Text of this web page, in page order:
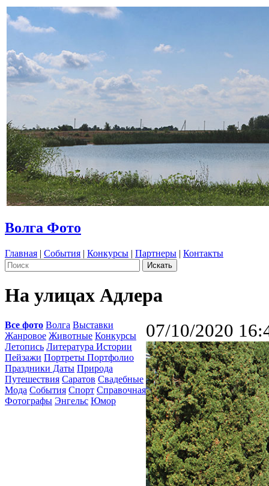
Волга Фото
Главная | События | Конкурсы | Партнеры | Контакты
На улицах Адлера
Все фото Волга Выставки
Жанровое Животные Конкурсы
Летопись Литература Истории
Пейзажи Портреты Портфолио
Праздники Даты Природа
Путешествия Саратов Свадебные
Мода События Спорт Справочная
Фотографы Энгельс Юмор
07/10/2020